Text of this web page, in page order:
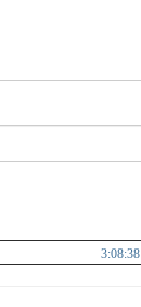
3:08:38